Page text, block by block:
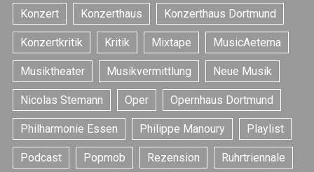
Konzert Konzerthaus Konzerthaus Dortmund
Konzertkritik Kritik Mixtape MusicAeterna
Musiktheater Musikvermittlung Neue Musik
Nicolas Stemann Oper Opernhaus Dortmund
Philharmonie Essen Philippe Manoury Playlist
Podcast Popmob Rezension Ruhrtriennale